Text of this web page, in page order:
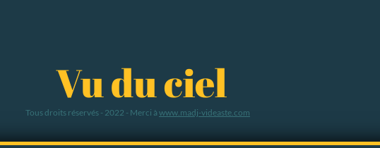
Vu du ciel
Tous droits réservés - 2022 - Merci à www.madj-videaste.com